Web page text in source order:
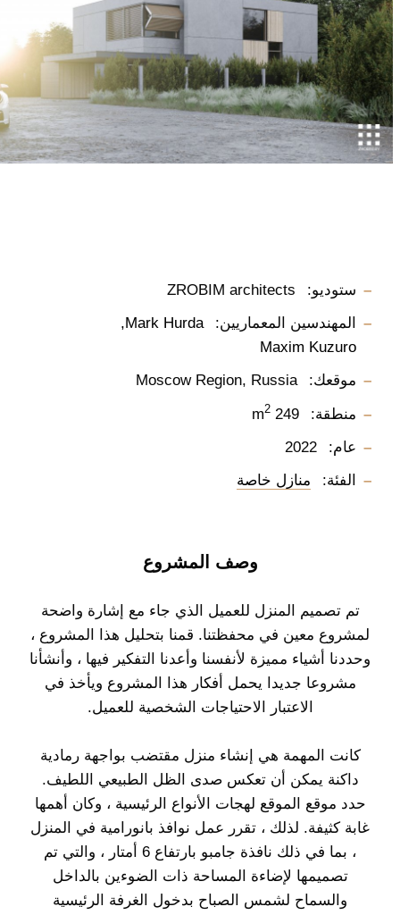
ستوديو:
المهندسين المعماريين:
Mark Hurda
Maxim Kuzuro
موقعك:
Moscow Region, Russia
منطقة:
2
عام:
الفئة:
منازل خاصة
وصف المشروع
تم تصميم المنزل للعميل الذي جاء مع إشارة واضحة
لمشروع معين في محفظتنا. قمنا بتحليل هذا المشروع ،
وحددنا أشياء مميزة لأنفسنا وأعدنا التفكير فيها ، وأنشأنا
مشروعا جديدا يحمل أفكار هذا المشروع ويأخذ في
الاعتبار الاحتياجات الشخصية للعميل.
كانت المهمة هي إنشاء منزل مقتضب بواجهة رمادية
داكنة يمكن أن تعكس صدى الظل الطبيعي اللطيف.
حدد موقع الموقع لهجات الأنواع الرئيسية ، وكان أهمها
غابة كثيفة. لذلك ، تقرر عمل نوافذ بانورامية في المنزل
، بما في ذلك نافذة جامبو بارتفاع 6 أمتار ، والتي تم
تصميمها لإضاءة المساحة ذات الضوءين بالداخل
والسماح لشمس الصباح بدخول الغرفة الرئيسية